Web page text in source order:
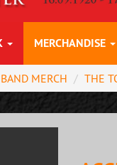
MERCHANDISE
BAND MERCH THE